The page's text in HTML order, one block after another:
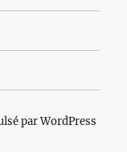
par WordPress